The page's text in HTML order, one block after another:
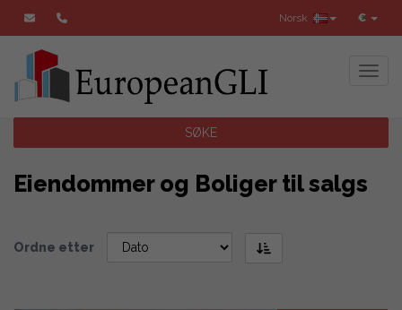
€
Norsk
SØKE
Eiendommer og Boliger til salgs
Ordne etter